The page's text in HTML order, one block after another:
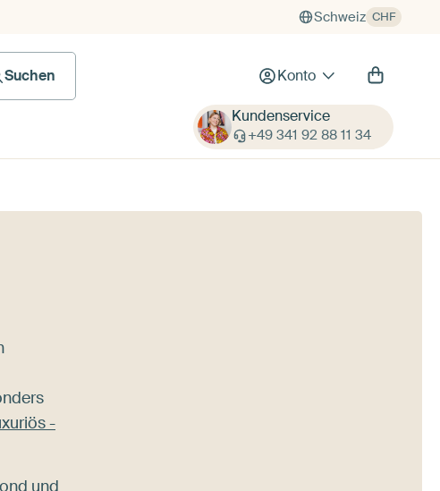
Schweiz CHF
Suchen
Konto
Kundenservice
+49 341 92 88 11 34
-
und